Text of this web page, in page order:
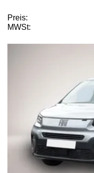
Preis:
MWSt: